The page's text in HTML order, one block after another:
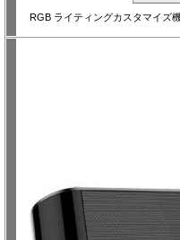
RGB ライティングカスタマイズ